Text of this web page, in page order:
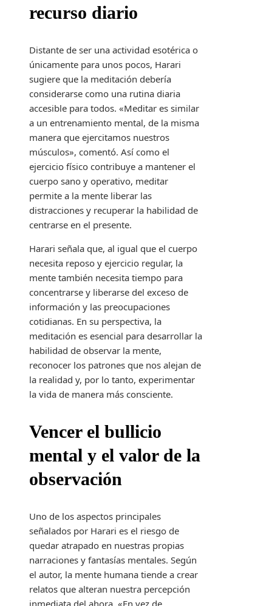
recurso diario
Distante de ser una actividad esotérica o
únicamente para unos pocos, Harari
sugiere que la meditación debería
considerarse como una rutina diaria
accesible para todos. «Meditar es similar
a un entrenamiento mental, de la misma
manera que ejercitamos nuestros
músculos», comentó. Así como el
ejercicio físico contribuye a mantener el
cuerpo sano y operativo, meditar
permite a la mente liberar las
distracciones y recuperar la habilidad de
centrarse en el presente.
Harari señala que, al igual que el cuerpo
necesita reposo y ejercicio regular, la
mente también necesita tiempo para
concentrarse y liberarse del exceso de
información y las preocupaciones
cotidianas. En su perspectiva, la
meditación es esencial para desarrollar la
habilidad de observar la mente,
reconocer los patrones que nos alejan de
la realidad y, por lo tanto, experimentar
la vida de manera más consciente.
Vencer el bullicio
mental y el valor de la
observación
Uno de los aspectos principales
señalados por Harari es el riesgo de
quedar atrapado en nuestras propias
narraciones y fantasías mentales. Según
el autor, la mente humana tiende a crear
relatos que alteran nuestra percepción